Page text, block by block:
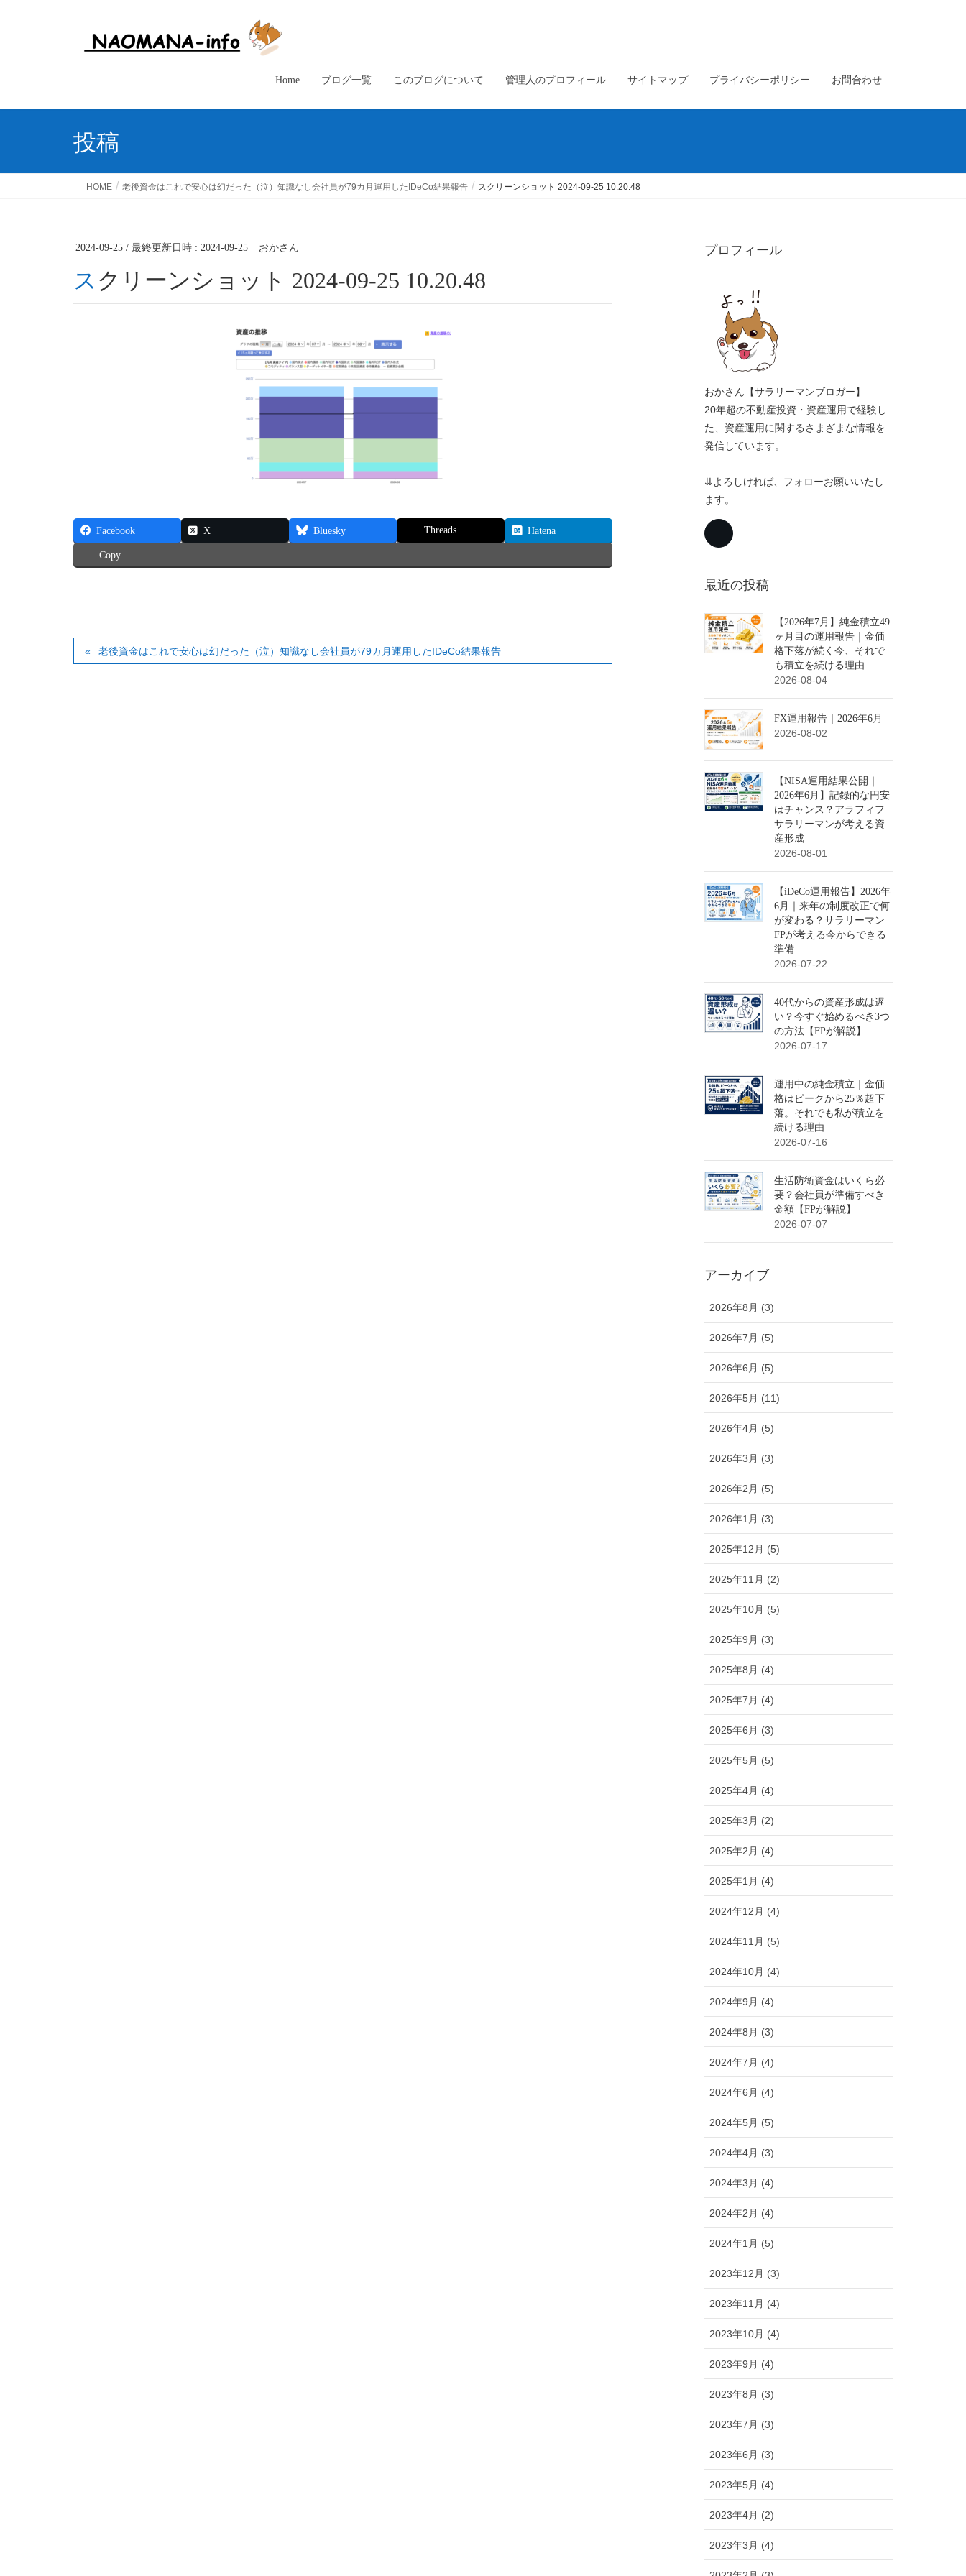
Home ブログ一覧 このブログについて 管理人のプロフィール サイトマップ プライバシーポリシー お問合わせ
投稿
HOME 老後資金はこれで安心は幻だった（泣）知識なし会社員が79カ月運用したIDeCo結果報告 スクリーンショット 2024-09-25 10.20.48
2024-09-25 / 最終更新日時 : 2024-09-25 おかさん
スクリーンショット 2024-09-25 10.20.48
Facebook X Bluesky Threads Hatena
Copy
老後資金はこれで安心は幻だった（泣）知識なし会社員が79カ月運用したIDeCo結果報告
プロフィール
おかさん【サラリーマンブロガー】
20年超の不動産投資・資産運用で経験し
た、資産運用に関するさまざまな情報を
発信しています。
⇊よろしければ、フォローお願いいたし
ます。
最近の投稿
【2026年7月】純金積立49
ヶ月目の運用報告｜金価
格下落が続く今、それで
も積立を続ける理由
2026-08-04
FX運用報告｜2026年6月
2026-08-02
【NISA運用結果公開｜
2026年6月】記録的な円安
はチャンス？アラフィフ
サラリーマンが考える資
産形成
2026-08-01
【iDeCo運用報告】2026年
6月｜来年の制度改正で何
が変わる？サラリーマン
FPが考える今からできる
準備
2026-07-22
40代からの資産形成は遅
い？今すぐ始めるべき3つ
の方法【FPが解説】
2026-07-17
運用中の純金積立｜金価
格はピークから25％超下
落。それでも私が積立を
続ける理由
2026-07-16
生活防衛資金はいくら必
要？会社員が準備すべき
金額【FPが解説】
2026-07-07
アーカイブ
2026年8月 (3)
2026年7月 (5)
2026年6月 (5)
2026年5月 (11)
2026年4月 (5)
2026年3月 (3)
2026年2月 (5)
2026年1月 (3)
2025年12月 (5)
2025年11月 (2)
2025年10月 (5)
2025年9月 (3)
2025年8月 (4)
2025年7月 (4)
2025年6月 (3)
2025年5月 (5)
2025年4月 (4)
2025年3月 (2)
2025年2月 (4)
2025年1月 (4)
2024年12月 (4)
2024年11月 (5)
2024年10月 (4)
2024年9月 (4)
2024年8月 (3)
2024年7月 (4)
2024年6月 (4)
2024年5月 (5)
2024年4月 (3)
2024年3月 (4)
2024年2月 (4)
2024年1月 (5)
2023年12月 (3)
2023年11月 (4)
2023年10月 (4)
2023年9月 (4)
2023年8月 (3)
2023年7月 (3)
2023年6月 (3)
2023年5月 (4)
2023年4月 (2)
2023年3月 (4)